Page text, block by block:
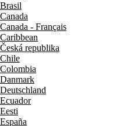
Brasil
Canada
Canada - Français
Caribbean
Česká republika
Chile
Colombia
Danmark
Deutschland
Ecuador
Eesti
España